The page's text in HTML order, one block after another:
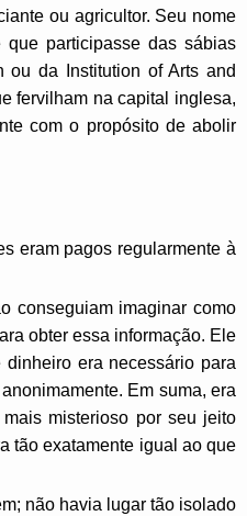
ou agricultor. Seu nome
participasse das sábias
ou da Institution of Arts and
fervilham na capital inglesa,
com o propósito de abolir
eram pagos regularmente à
conseguiam imaginar como
obter essa informação. Ele
era necessário para
Em suma, era
misterioso por seu jeito
tão exatamente igual ao que
não havia lugar tão isolado